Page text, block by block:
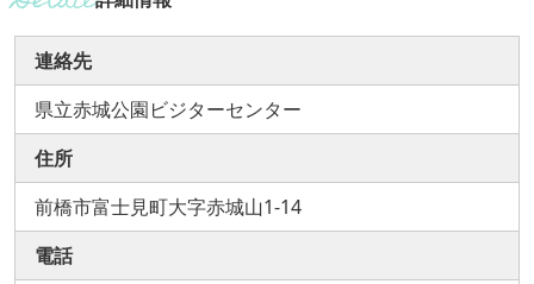
連絡先
県立赤城公園ビジターセンター
住所
前橋市富士見町大字赤城山1-14
電話